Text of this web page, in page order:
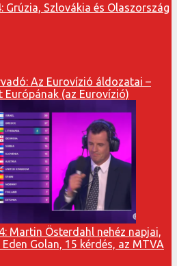
Grúzia, Szlovákia és Olaszország
Az Eurovízió áldozatai –
(az Eurovízió)
Martin Österdahl nehéz napjai,
Golan, 15 kérdés, az MTVA